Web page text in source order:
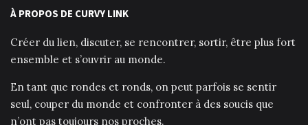
À PROPOS DE CURVY LINK
Créer du lien, discuter, se rencontrer, sortir, être plus fort
ensemble et s’ouvrir au monde.
En tant que rondes et ronds, on peut parfois se sentir
seul, couper du monde et confronter à des soucis que
n’ont pas toujours nos proches.